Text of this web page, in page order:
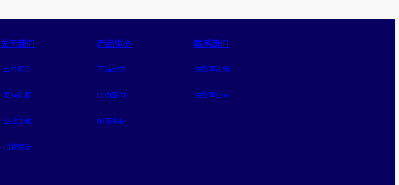
关于我们
公司简介
发展历程
企业文化
品牌荣誉
产品中心
产品分类
防伪查询
邮箱中心
联系我们
供应商注册
供应商登录